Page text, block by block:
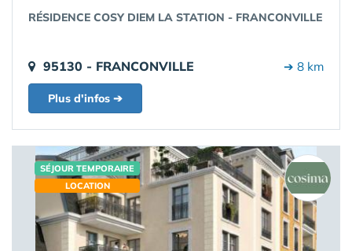
RÉSIDENCE COSY DIEM LA STATION - FRANCONVILLE
95130 - FRANCONVILLE ➔ 8 km
Plus d'infos ➔
SÉJOUR TEMPORAIRE
LOCATION